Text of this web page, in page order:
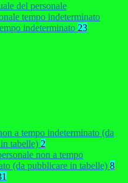
del personale
tempo indeterminato
indeterminato 23
a tempo indeterminato (da
tabelle) 2
non a tempo
(da pubblicare in tabelle) 8